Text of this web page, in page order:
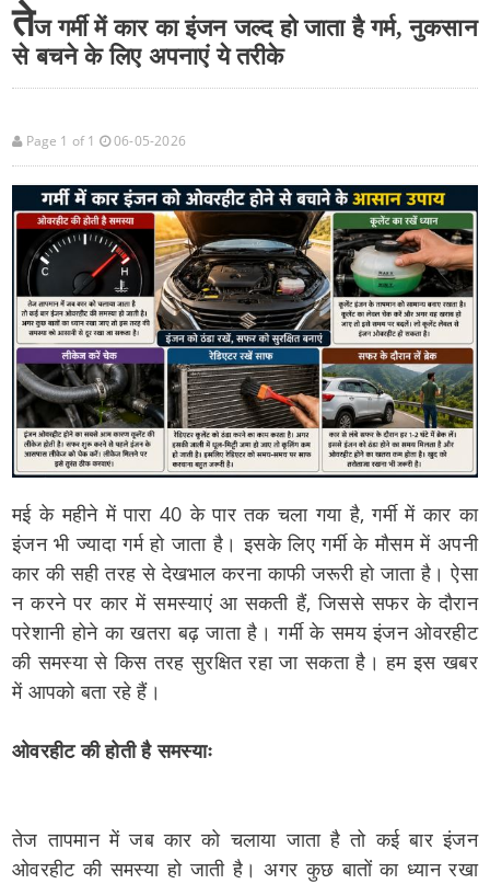
तेज गर्मी में कार का इंजन जल्द हो जाता है गर्म, नुकसान
से बचने के लिए अपनाएं ये तरीके
Page 1 of 1 06-05-2026
मई के महीने में पारा 40 के पार तक चला गया है, गर्मी में कार का
इंजन भी ज्यादा गर्म हो जाता है। इसके लिए गर्मी के मौसम में अपनी
कार की सही तरह से देखभाल करना काफी जरूरी हो जाता है। ऐसा
न करने पर कार में समस्याएं आ सकती हैं, जिससे सफर के दौरान
परेशानी होने का खतरा बढ़ जाता है। गर्मी के समय इंजन ओवरहीट
की समस्या से किस तरह सुरक्षित रहा जा सकता है। हम इस खबर
में आपको बता रहे हैं।
ओवरहीट की होती है समस्याः
तेज तापमान में जब कार को चलाया जाता है तो कई बार इंजन
ओवरहीट की समस्या हो जाती है। अगर कुछ बातों का ध्यान रखा